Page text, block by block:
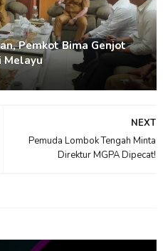
Pemkot Bima Genjot
Melayu
NEXT
Pemuda Lombok Tengah Minta
Direktur MGPA Dipecat!